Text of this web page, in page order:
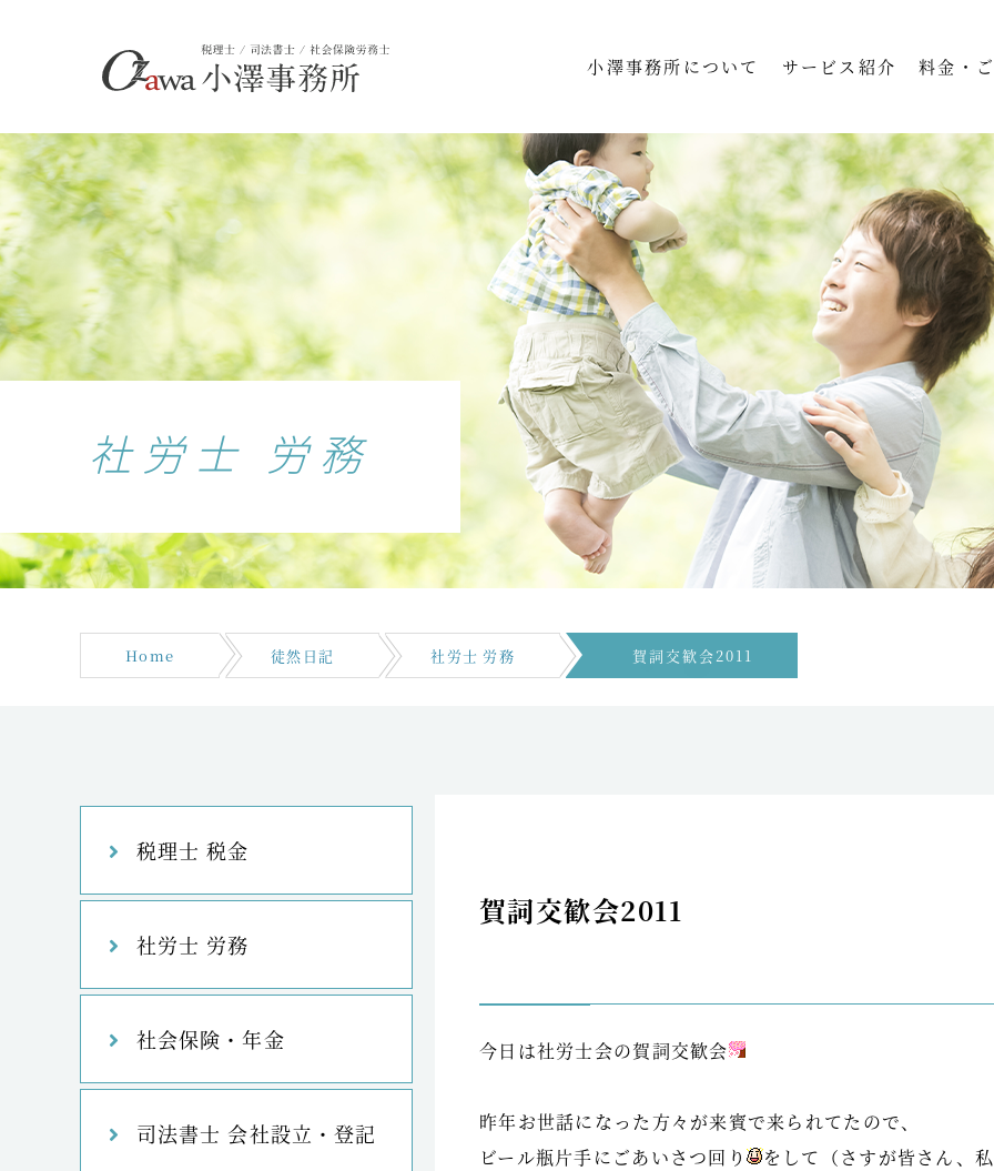
小澤事務所について サービス紹介 料金・
社労士 労務
Home 徒然日記 社労士 労務 賀詞交歓会2011
税理士 税金
社労士 労務
社会保険・年金
司法書士 会社設立・登記
賀詞交歓会2011
今日は社労士会の賀詞交歓会
昨年お世話になった方々が来賓で来られてたので、
ビール瓶片手にごあいさつ回り
をして（さすが皆さん、